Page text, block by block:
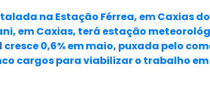
na Estação Férrea, em Caxias do
em Caxias, terá estação
cresce 0,6% em maio, puxada pelo
cargos para viabilizar o trabalho